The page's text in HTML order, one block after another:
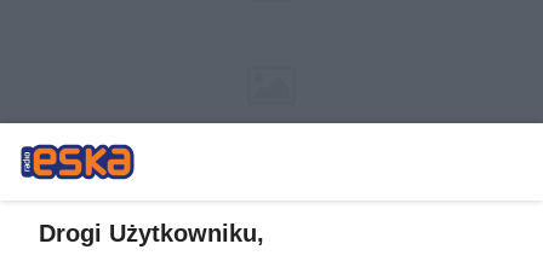
Drogi Użytkowniku,